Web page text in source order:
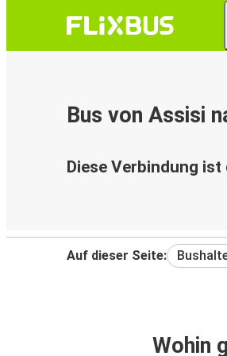
Bus von Assisi
Diese Verbindung
Auf dieser Seite:
Wohin